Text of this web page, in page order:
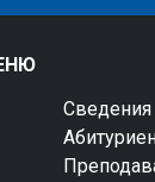
Сведения